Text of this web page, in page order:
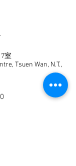
室
Tsuen Wan, N.T.,
- 13:00